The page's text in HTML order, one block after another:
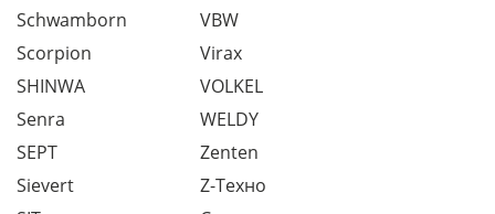
Schwamborn
Scorpion
SHINWA
Senra
SEPT
Sievert
VBW
Virax
VOLKEL
WELDY
Zenten
Z-Техно